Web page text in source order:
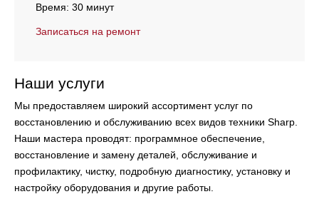
Время: 30 минут
Записаться на ремонт
Наши услуги
Мы предоставляем широкий ассортимент услуг по
восстановлению и обслуживанию всех видов техники Sharp.
Наши мастера проводят: программное обеспечение,
восстановление и замену деталей, обслуживание и
профилактику, чистку, подробную диагностику, установку и
настройку оборудования и другие работы.